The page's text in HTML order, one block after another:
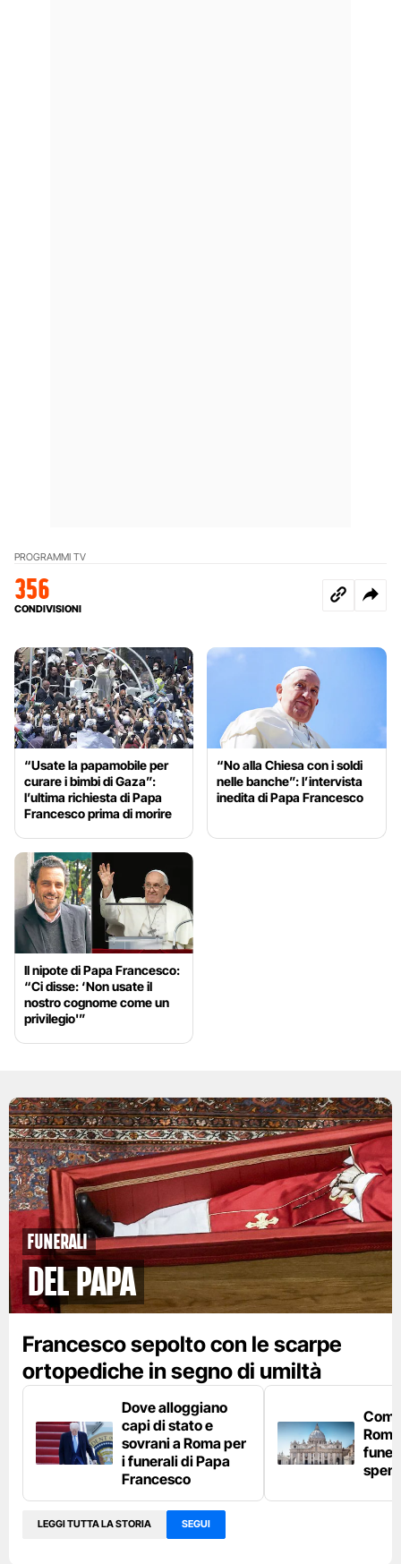
PROGRAMMI TV
356
CONDIVISIONI
“Usate la papamobile per
curare i bimbi di Gaza”:
l’ultima richiesta di Papa
Francesco prima di morire
“No alla Chiesa con i soldi
nelle banche”: l’intervista
inedita di Papa Francesco
Il nipote di Papa Francesco:
“Ci disse: ‘Non usate il
nostro cognome come un
privilegio'”
FUNERALI
del papa
Francesco sepolto con le scarpe
ortopediche in segno di umiltà
Dove alloggiano
capi di stato e
sovrani a Roma per
i funerali di Papa
Francesco
LEGGI TUTTA LA STORIA SEGUI